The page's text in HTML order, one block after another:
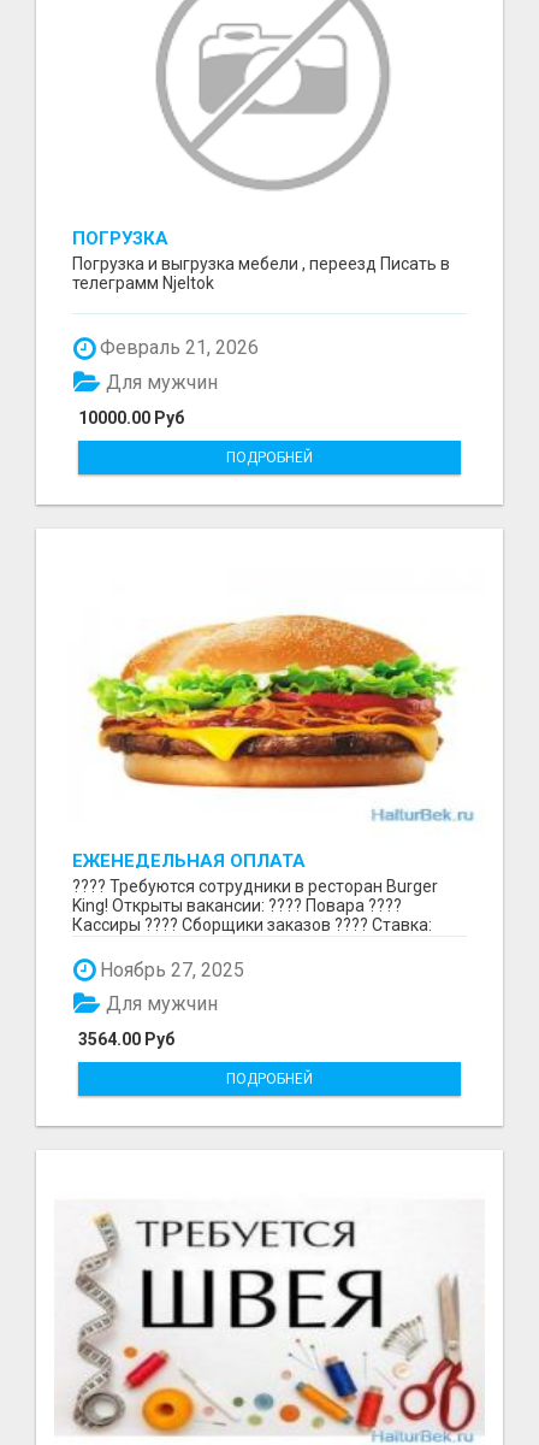
ПОГРУЗКА
Погрузка и выгрузка мебели , переезд Писать в
телеграмм Njeltok
Февраль 21, 2026
10000.00 Руб
Для мужчин
ПОДРОБНЕЙ
ЕЖЕНЕДЕЛЬНАЯ ОПЛАТА
???? Требуются сотрудники в ресторан Burger
King! Открыты вакансии: ???? Повара ????
Кассиры ???? Сборщики заказов ???? Ставка:
Ноябрь 27, 2025
3564.00 Руб
Для мужчин
ПОДРОБНЕЙ